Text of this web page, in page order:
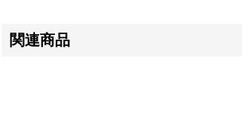
関連商品